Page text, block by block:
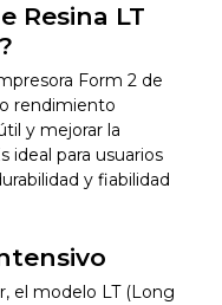
Resina LT
Form 2 de
rendimiento
y mejorar la
ideal para usuarios
y fiabilidad
el modelo LT (Long